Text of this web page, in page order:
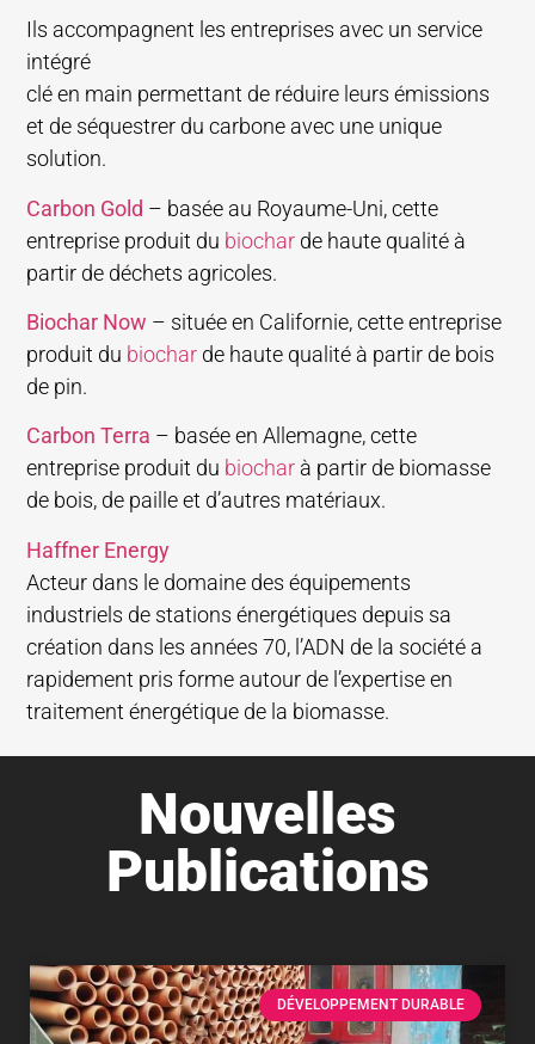
Ils accompagnent les entreprises avec un service
intégré
clé en main permettant de réduire leurs émissions
et de séquestrer du carbone avec une unique
solution.
Carbon Gold – basée au Royaume-Uni, cette
entreprise produit du biochar de haute qualité à
partir de déchets agricoles.
Biochar Now – située en Californie, cette entreprise
produit du biochar de haute qualité à partir de bois
de pin.
Carbon Terra – basée en Allemagne, cette
entreprise produit du biochar à partir de biomasse
de bois, de paille et d’autres matériaux.
Haffner Energy
Acteur dans le domaine des équipements
industriels de stations énergétiques depuis sa
création dans les années 70, l’ADN de la société a
rapidement pris forme autour de l’expertise en
traitement énergétique de la biomasse.
Nouvelles
Publications
DÉVELOPPEMENT DURABLE